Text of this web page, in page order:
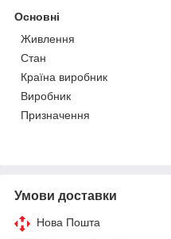
Основні
Живлення
Стан
Країна виробник
Виробник
Призначення
Умови доставки
Нова Пошта